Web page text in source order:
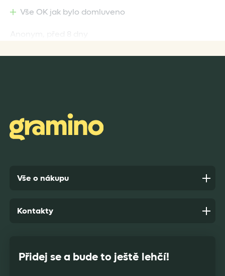
Vše OK jak bylo domluveno
Anonym,před 9 dny
Vše o nákupu
Přidej se a bude to ještě lehčí!
Kontakty